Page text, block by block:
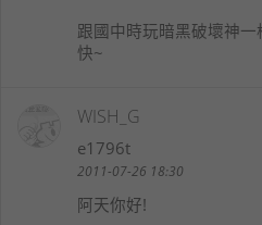
跟國中時玩暗黑破壞神
快~
WISH_G
e1796t
2011-07-26 18:30
阿天你好!